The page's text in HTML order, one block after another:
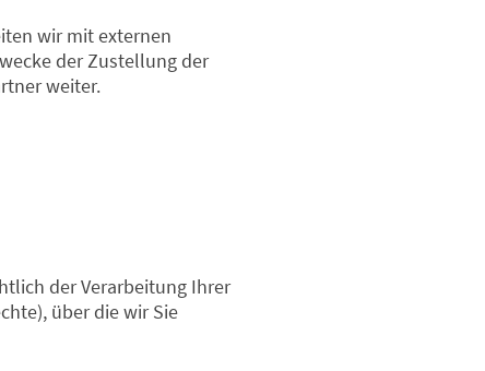
wir mit externen
der Zustellung der
weiter.
der Verarbeitung Ihrer
über die wir Sie